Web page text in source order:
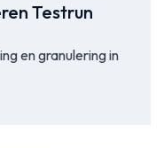
Testrun
en granulering in